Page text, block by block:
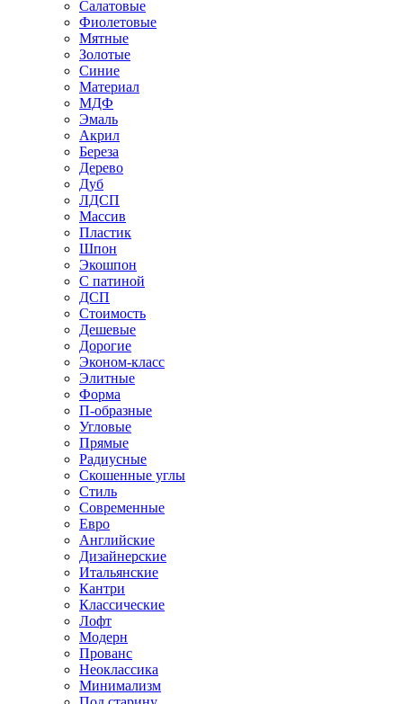
Салатовые
Фиолетовые
Мятные
Золотые
Синие
Материал
МДФ
Эмаль
Акрил
Береза
Дерево
Дуб
ЛДСП
Массив
Пластик
Шпон
Экошпон
С патиной
ДСП
Стоимость
Дешевые
Дорогие
Эконом-класс
Элитные
Форма
П-образные
Угловые
Прямые
Радиусные
Скошенные углы
Стиль
Современные
Евро
Английские
Дизайнерские
Итальянские
Кантри
Классические
Лофт
Модерн
Прованс
Неоклассика
Минимализм